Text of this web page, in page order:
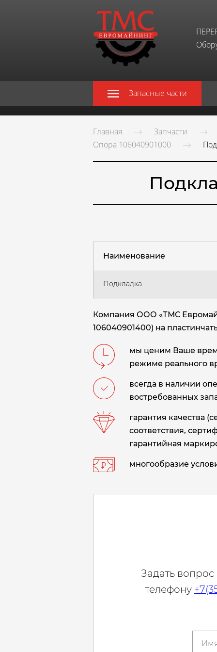
Запасные части
Главная
Запчасти
Опора 106040901000
Наименование
Подкладка
Компания ООО «ТМС
106040901400) на
мы ценим Ваше
режиме реального
всегда в наличии
востребованных
гарантия качества
соответствия,
гарантийная
многообразие
Задать
телефону